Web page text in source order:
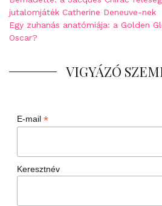
jutalomjáték Catherine Deneuve-nek
Egy zuhanás anatómiája: a Golden
Oscar?
VIGYÁZÓ
E-mail *
Keresztnév